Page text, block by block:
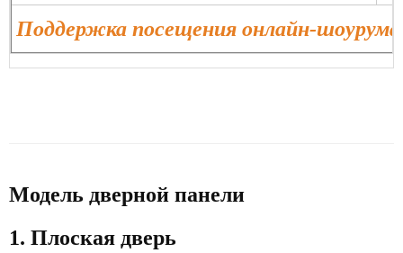
Поддержка посещения онлайн-
Модель дверной панели
1. Плоская дверь